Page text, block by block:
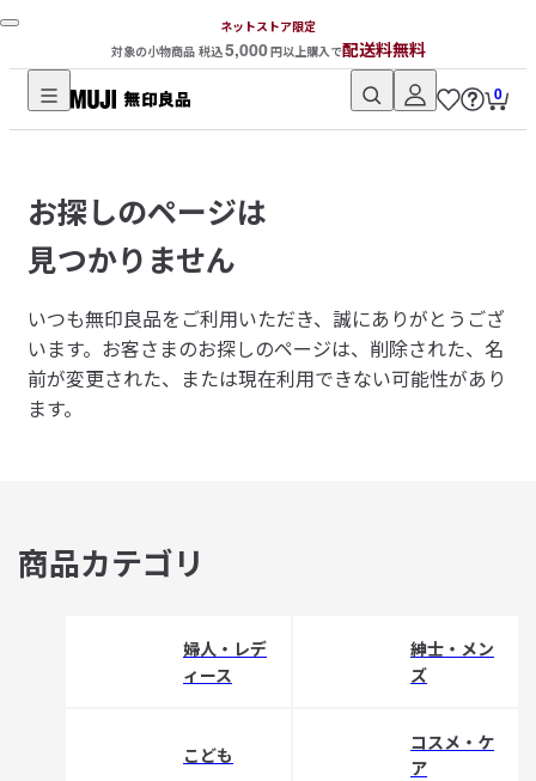
ネットストア限定
対象の小物商品 税込5,000円以上購入で配送料無料
無
品
ネ
ッ
ト
ス
ト
ア
0
お探しのページは
見つかりません
いつも無印良品をご利用いただき、誠にありがとうござ
います。 お客さまのお探しのページは、削除された、名
前が変更された、または現在利用できない可能性があり
ます。
商品カテゴリ
婦人・レデ
ィース
紳士・メン
ズ
こども
コスメ・ケ
ア